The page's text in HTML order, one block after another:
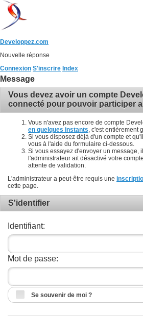
Developpez.com
Nouvelle réponse
Connexion S'inscrire Index
Message
Vous devez avoir un compte
connecté pour pouvoir participer
Vous n'avez pas encore de compte
en quelques instants , c'est entièrement
Si vous disposez déjà d'un compte et
vous à l'aide du formulaire ci-dessous.
Si vous essayez d'envoyer un message,
l'administrateur ait désactivé votre
attente de validation.
L'administrateur a peut-être requis une
cette page.
S'identifier
Identifiant:
Mot de passe:
Se souvenir de moi ?